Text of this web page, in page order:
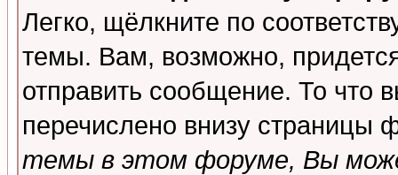
Легко, щёлкните по
темы. Вам, возможно,
отправить сообщение. То что
перечислено внизу страницы
темы в этом форуме, Вы